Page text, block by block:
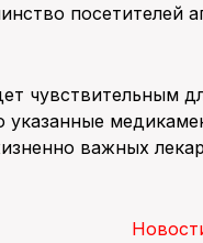
посетителей
чувствительным
указанные
важных